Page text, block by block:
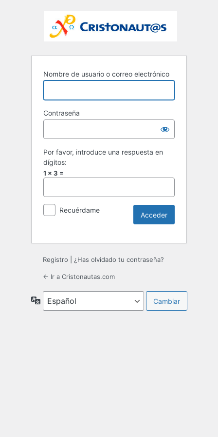
Nombre de usuario o correo electrónico
Contraseña
Por favor, introduce una respuesta en
dígitos:
1 × 3 =
Recuérdame
Registro ¿Has olvidado tu contraseña?
← Ir a Cristonautas.com
Idioma